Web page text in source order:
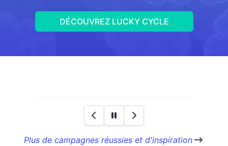
DÉCOUVREZ LUCKY CYCLE